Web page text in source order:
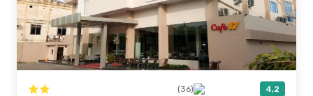
(36) 4,2